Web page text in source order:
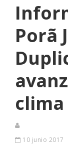
Porã
10 junio 2017